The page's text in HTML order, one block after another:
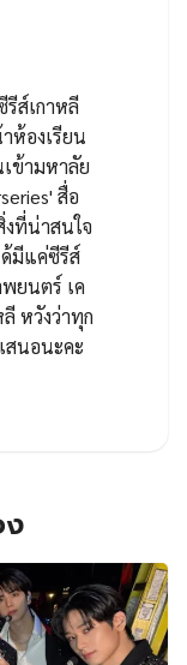
ส์เกาหลี
ห้องเรียน
ข้ามหาลัย
สื่อ
ที่น่าสนใจ
ด้มีแค่ซีรีส์
ยนตร์ เค
หวังว่าทุก
สนอนะคะ